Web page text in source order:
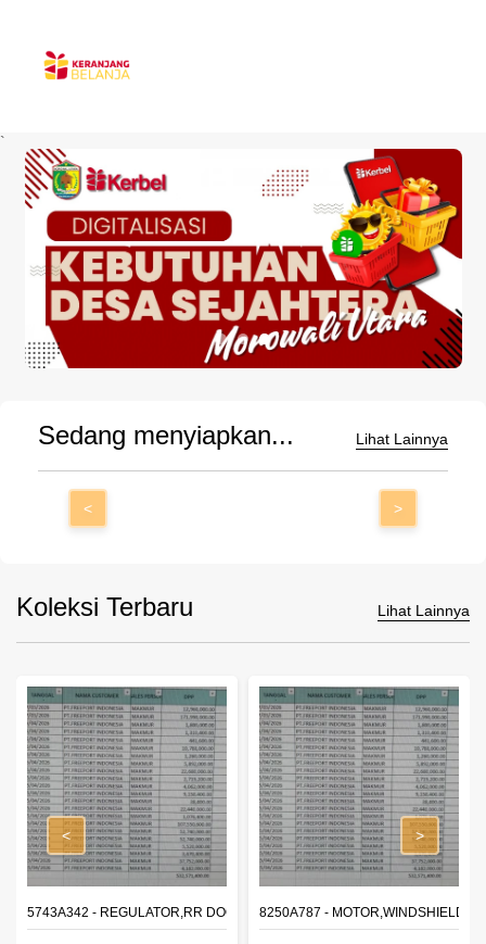
`
Sedang menyiapkan... Lihat Lainnya
< >
Koleksi Terbaru Lihat Lainnya
WINDOW,LH
5743A342 - REGULATOR,RR DOOR WINDOW,RH8250A787 - MOTOR,WINDSHIELD
< >